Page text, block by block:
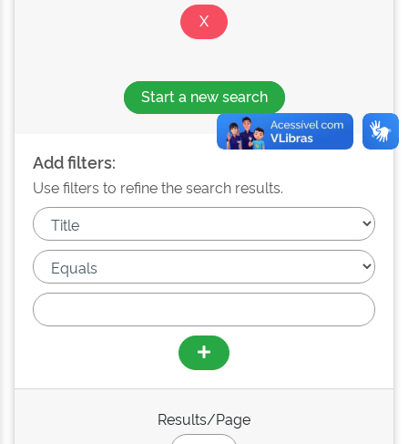
Start a new search
Add filters:
Use filters to refine the search results.
Results/Page